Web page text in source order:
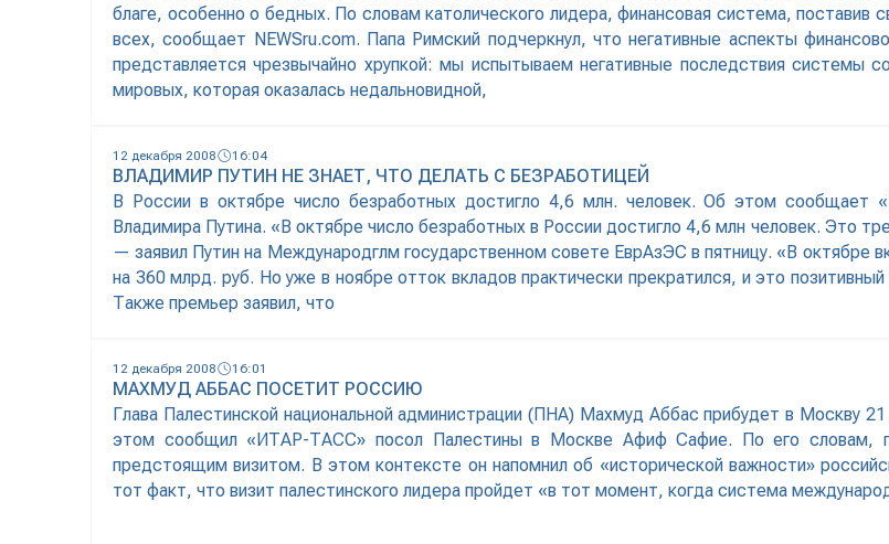
благе, особенно о бедных. По словам католического лидера, финансовая система, поставив
всех, сообщает NEWSru.com. Папа Римский подчеркнул, что негативные аспекты
представляется чрезвычайно хрупкой: мы испытываем негативные последствия системы
мировых, которая оказалась недальновидной,
12 декабря 2008 16:04
ВЛАДИМИР ПУТИН НЕ ЗНАЕТ, ЧТО ДЕЛАТЬ С БЕЗРАБОТИЦЕЙ
В России в октябре число безработных достигло 4,6 млн. человек. Об этом сообщает
Владимира Путина. «В октябре число безработных в России достигло 4,6 млн человек. Это
— заявил Путин на Международглм государственном совете ЕврАзЭС в пятницу. «В октябре
на 360 млрд. руб. Но уже в ноябре отток вкладов практически прекратился, и это
Также премьер заявил, что
12 декабря 2008 16:01
МАХМУД АББАС ПОСЕТИТ РОССИЮ
Глава Палестинской национальной администрации (ПНА) Махмуд Аббас прибудет в Москву
этом сообщил «ИТАР-ТАСС» посол Палестины в Москве Афиф Сафие. По его словам,
предстоящим визитом. В этом контексте он напомнил об «исторической важности»
тот факт, что визит палестинского лидера пройдет «в тот момент, когда система